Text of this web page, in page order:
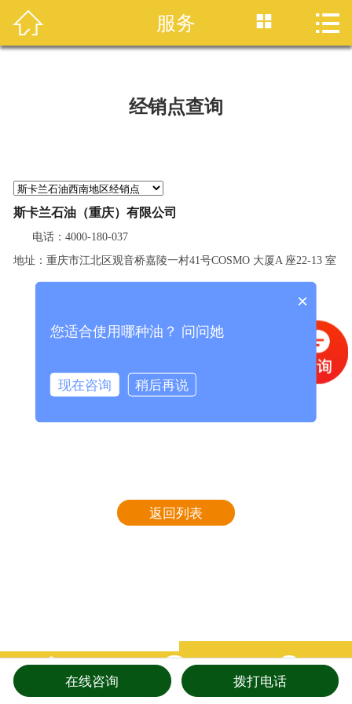
 首页
润滑油百科
 服务  
经销点查询
斯卡兰石油（重庆）有限公司
电话：4000-180-037
地址：重庆市江北区观音桥嘉陵一村41号COSMO 大厦A 座22-13 室
返回列表

电话

在线咨询

防伪查询
×
您适合使用哪种油？ 问问她
现在咨询 稍后再说
在线咨询 拨打电话